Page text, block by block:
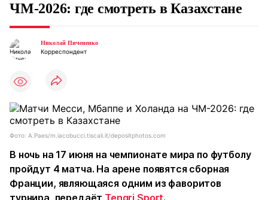
ЧМ-2026: где смотреть в Казахстане
Николай Пичененко
Корреспондент
Фото: A.Paes/m.iacobucci.tiscali.it/depositphotos.com
В ночь на 17 июня на чемпионате мира по футболу
пройдут 4 матча. На арене появятся сборная
Франции, являющаяся одним из фаворитов
турнира, передаёт Tengri Sport.